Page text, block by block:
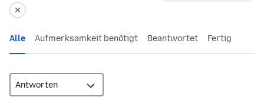
Alle Aufmerksamkeit benötigt Beantwortet Fertig